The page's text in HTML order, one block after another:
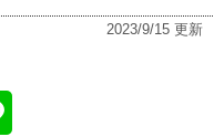
2023/9/15 更新